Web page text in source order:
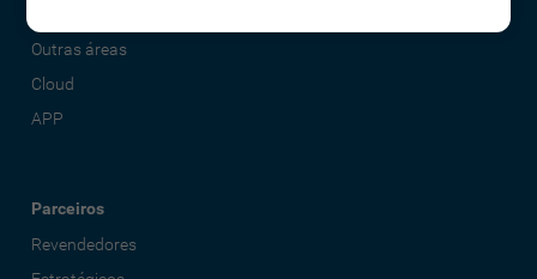
Outras áreas
Cloud
APP
Parceiros
Revendedores